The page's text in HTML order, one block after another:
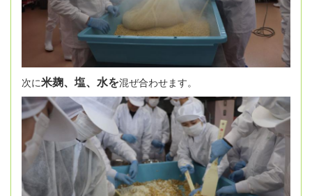
次に米麹、塩、水を混ぜ合わせます。